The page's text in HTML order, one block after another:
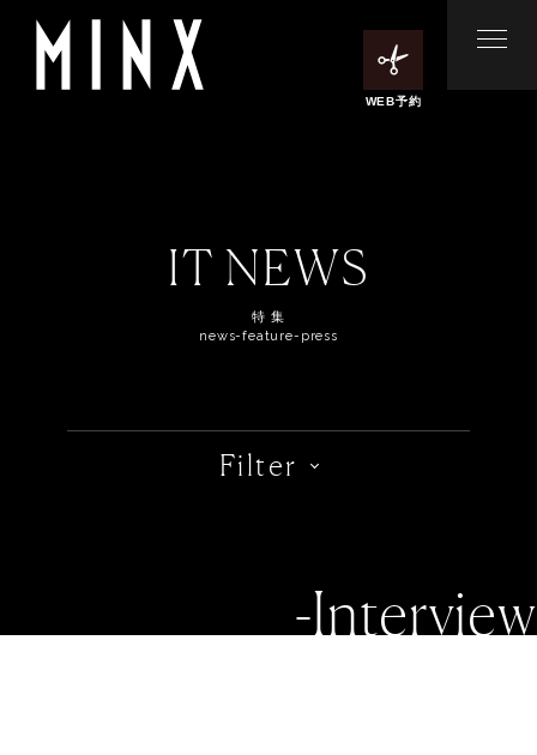
WEB予約
IT NEWS
特 集
news-feature-press
Filter
-Interview